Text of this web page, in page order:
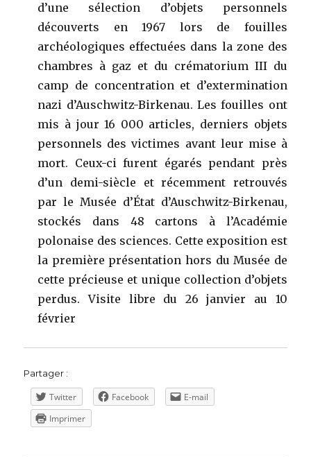
d’une sélection d’objets personnels
découverts en 1967 lors de fouilles
archéologiques effectuées dans la zone des
chambres à gaz et du crématorium III du
camp de concentration et d’extermination
nazi d’Auschwitz-Birkenau. Les fouilles ont
mis à jour 16 000 articles, derniers objets
personnels des victimes avant leur mise à
mort. Ceux-ci furent égarés pendant près
d’un demi-siècle et récemment retrouvés
par le Musée d’État d’Auschwitz-Birkenau,
stockés dans 48 cartons à l’Académie
polonaise des sciences. Cette exposition est
la première présentation hors du Musée de
cette précieuse et unique collection d’objets
perdus. Visite libre du 26 janvier au 10
février
Partager :
Twitter Facebook
E-mail
Imprimer